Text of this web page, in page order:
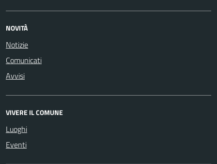
NOVITÀ
Notizie
Comunicati
Avvisi
VIVERE IL COMUNE
Luoghi
Eventi